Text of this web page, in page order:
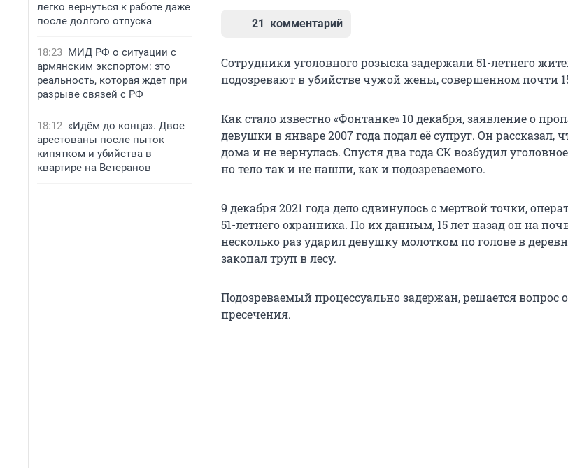
легко вернуться к работе даже
после долгого отпуска
18:23 МИД РФ о ситуации с
армянским экспортом: это
реальность, которая ждет при
разрыве связей с РФ
18:12 «Идём до конца». Двое
арестованы после пыток
кипятком и убийства в
квартире на Ветеранов
21 комментарий
Сотрудники уголовного розыска задержали 51-летнего
подозревают в убийстве чужой жены, совершенном почти
Как стало известно «Фонтанке» 10 декабря, заявление о
девушки в январе 2007 года подал её супруг. Он рассказал,
дома и не вернулась. Спустя два года СК возбудил
но тело так и не нашли, как и подозреваемого.
9 декабря 2021 года дело сдвинулось с мертвой точки,
51-летнего охранника. По их данным, 15 лет назад он на
несколько раз ударил девушку молотком по голове в
закопал труп в лесу.
Подозреваемый процессуально задержан, решается вопрос
пресечения.